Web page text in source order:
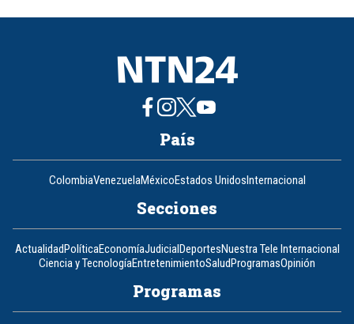
8
País
ColombiaVenezuelaMéxicoEstados UnidosInternacional
Secciones
ActualidadPolíticaEconomíaJudicialDeportesNuestra Tele Internacional
Ciencia y TecnologíaEntretenimientoSaludProgramasOpinión
Programas